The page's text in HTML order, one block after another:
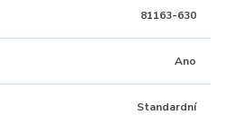
81163-630
Ano
Standardní